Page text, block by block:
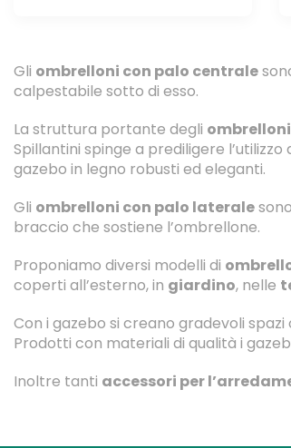
Gli ombrelloni con palo centrale
calpestabile sotto di esso.
La struttura portante degli
Spillantini spinge a prediligere
gazebo in legno robusti ed eleganti.
Gli ombrelloni con palo laterale
braccio che sostiene l’ombrellone.
Proponiamo diversi modelli di
coperti all’esterno, in giardino, nelle
Con i gazebo si creano gradevoli
Prodotti con materiali di qualità i
Inoltre tanti accessori per